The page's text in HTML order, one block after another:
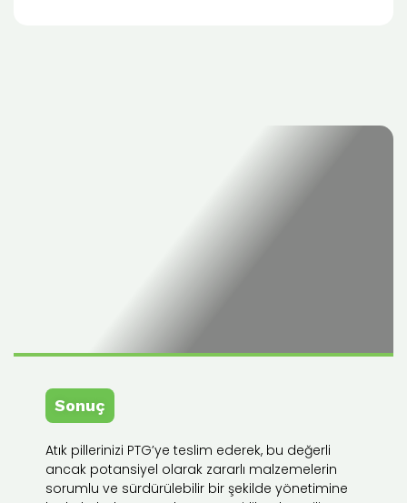
Sonuç
Atık pillerinizi PTG’ye teslim ederek, bu değerli
ancak potansiyel olarak zararlı malzemelerin
sorumlu ve sürdürülebilir bir şekilde yönetimine